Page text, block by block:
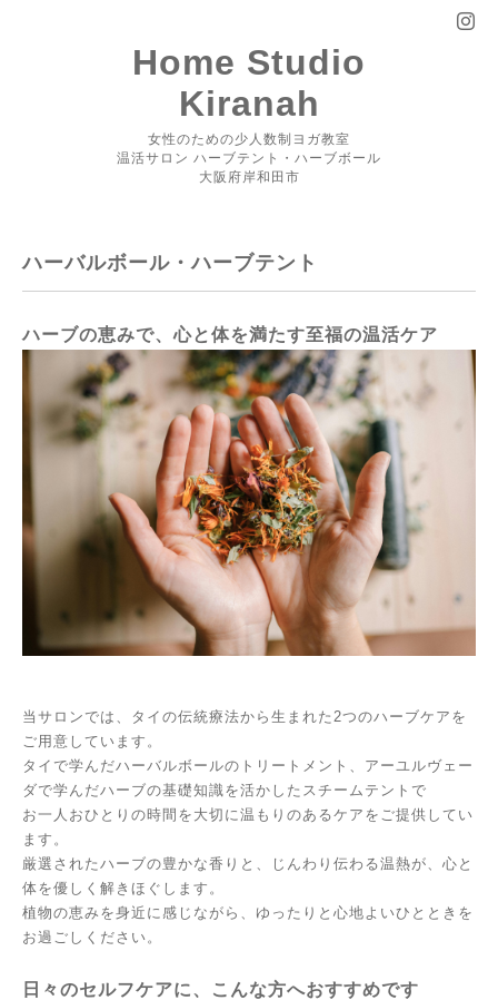
Home Studio
Kiranah
女性のための少人数制ヨガ教室
温活サロン ハーブテント・ハーブボール
大阪府岸和田市
ハーバルボール・ハーブテント
ハーブの恵みで、心と体を満たす至福の温活ケア
当サロンでは、タイの伝統療法から生まれた2つのハーブケアを
ご用意しています。
タイで学んだハーバルボールのトリートメント、アーユルヴェー
ダで学んだハーブの基礎知識を活かしたスチームテントで
お一人おひとりの時間を大切に温もりのあるケアをご提供してい
ます。
厳選されたハーブの豊かな香りと、じんわり伝わる温熱が、心と
体を優しく解きほぐします。
植物の恵みを身近に感じながら、ゆったりと心地よいひとときを
お過ごしください。
日々のセルフケアに、こんな方へおすすめです